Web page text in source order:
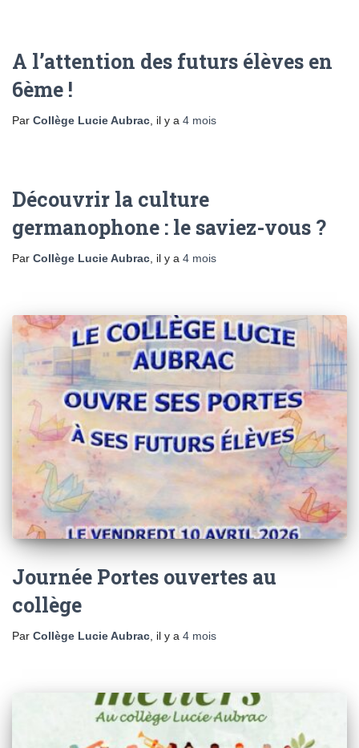
A l’attention des futurs élèves en
6ème !
Par Collège Lucie Aubrac, il y a 4 mois
Découvrir la culture
germanophone : le saviez-vous ?
Par Collège Lucie Aubrac, il y a 4 mois
Journée Portes ouvertes au
collège
Par Collège Lucie Aubrac , il y a 4 mois